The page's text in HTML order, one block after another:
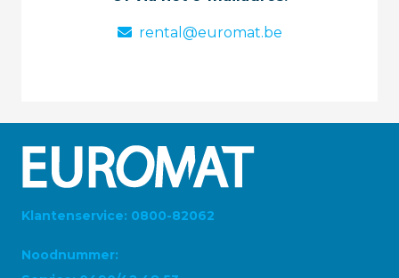
rental@euromat.be
Klantenservice: 0800-82062
Noodnummer: